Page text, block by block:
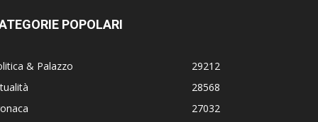
POPOLARI
& Palazzo
29212
28568
27032